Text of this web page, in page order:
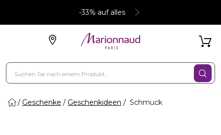
-33% auf alles
Geschenke Geschenkideen Schmuck